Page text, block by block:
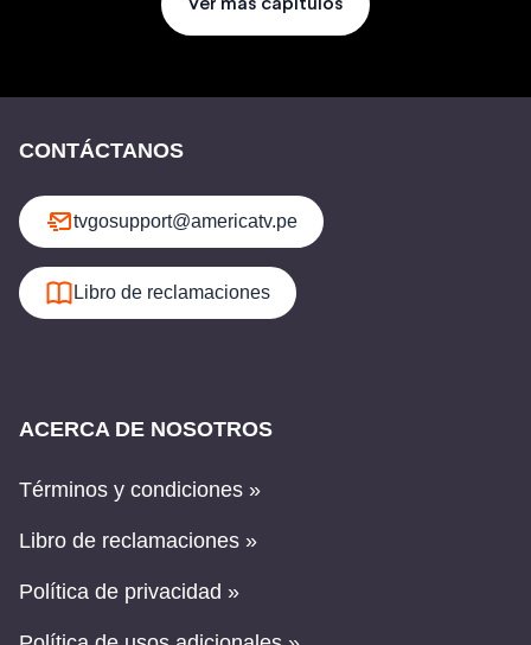
Ver más capítulos
CONTÁCTANOS
tvgosupport@americatv.pe
Libro de reclamaciones
ACERCA DE NOSOTROS
Términos y condiciones »
Libro de reclamaciones »
Política de privacidad »